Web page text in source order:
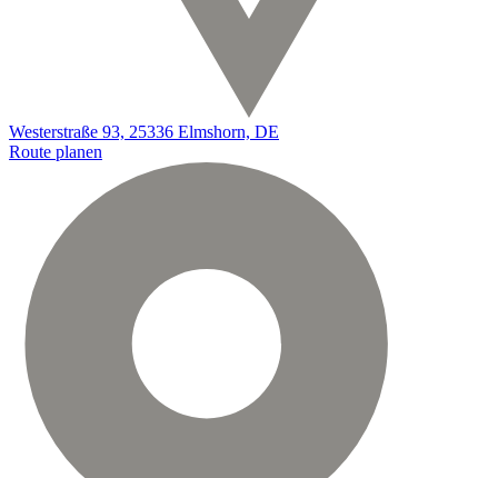
Westerstraße 93, 25336 Elmshorn, DE
Route planen